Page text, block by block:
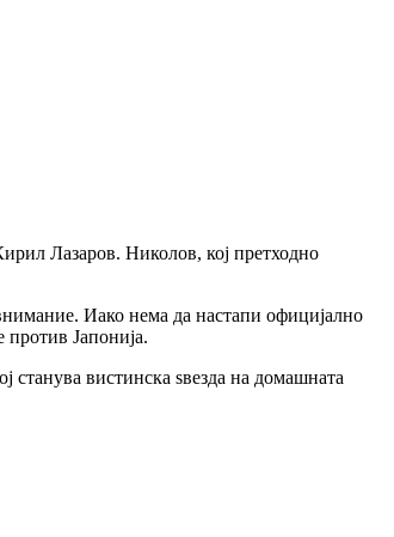
Лазаров. Николов, кој претходно
Иако нема да настапи официјално
против Јапонија.
вистинска ѕвезда на домашната